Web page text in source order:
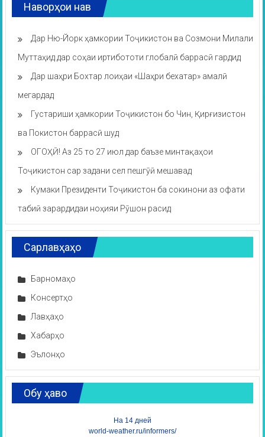
Наворҳои нав
Дар Ню-Йорк ҳамкории Тоҷикистон ва Созмони Милали
Муттаҳид дар соҳаи иртибототи глобалӣ баррасӣ гардид
Дар шаҳри Бохтар лоиҳаи «Шаҳри бехатар» амалӣ
мегардад
Густариши ҳамкории Тоҷикистон бо Чин, Қирғизистон
ва Покистон баррасӣ шуд
ОГОҲӢ! Аз 25 то 27 июл дар баъзе минтақаҳои
Тоҷикистон сар задани сел пешгӯӣ мешавад
Кумаки Президенти Тоҷикистон ба сокинони аз офати
табиӣ зарардидаи ноҳияи Рӯшон расид
Сарлавҳаҳо
Барномаҳо
Консертҳо
Лавҳаҳо
Хабарҳо
Эълонҳо
Обу ҳаво
На 14 дней
world-weather.ru/informers/